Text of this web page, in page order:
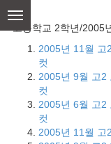
content
'고등학교 2학년/2005
2005년 11월 고
컷
2005년 9월 고2
컷
2005년 6월 고2
컷
2005년 11월 고